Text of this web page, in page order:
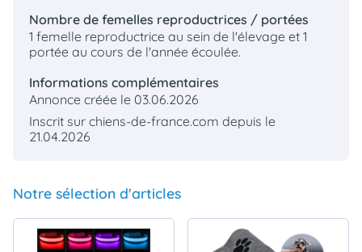
Nombre de femelles reproductrices / portées
1 femelle reproductrice au sein de l'élevage et 1
portée au cours de l'année écoulée.
Informations complémentaires
Annonce créée le 03.06.2026
Inscrit sur chiens-de-france.com depuis le
21.04.2026
Notre sélection d'articles